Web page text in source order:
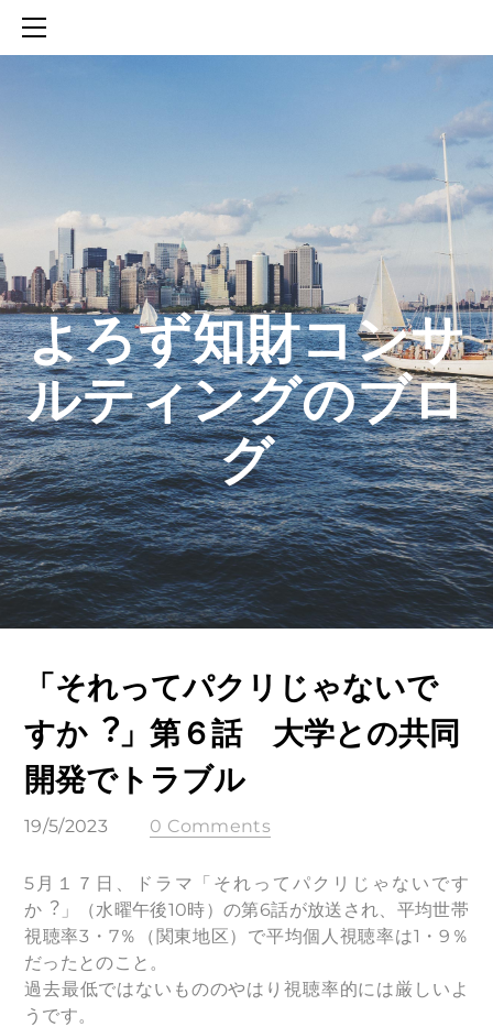
​よろず知財コンサ
ルティングのブロ
グ
「それってパクリじゃないで
すか︖」第６話 大学との共同
開発でトラブル
19/5/2023 0 Comments
5月１７日、ドラマ「それってパクリじゃないです
か︖」（水曜午後10時）の第6話が放送され、平均世帯
視聴率3・7％（関東地区）で平均個人視聴率は1・9％
だったとのこと。
過去最低ではないもののやはり視聴率的には厳しいよ
うです。
SERVICES
知財活動のROICへの貢献
生成AIを活用した知財戦略の策定方法
生成AIとの「壁打ち」で、新たな発明を創出する方法